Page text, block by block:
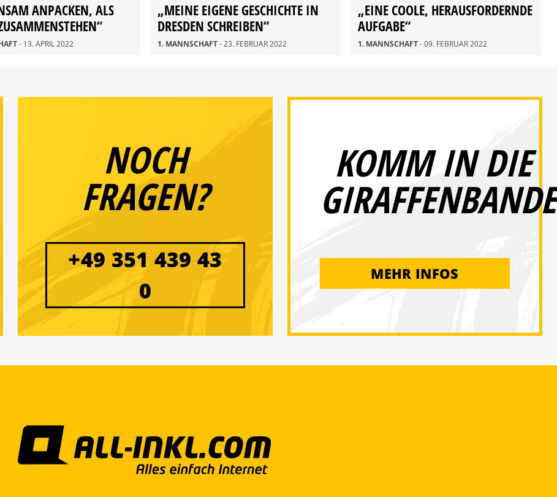
ANPACKEN, ALS
- 13. APRIL 2022
„MEINE EIGENE GESCHICHTE IN
DRESDEN SCHREIBEN“
1. MANNSCHAFT- 23. FEBRUAR 2022
„EINE COOLE, HERAUSFORDERNDE
AUFGABE“
1. MANNSCHAFT- 09. FEBRUAR 2022
NOCH
FRAGEN?
+49 351 439 43
0
KOMM IN DIE
GIRAFFENBANDE
MEHR INFOS